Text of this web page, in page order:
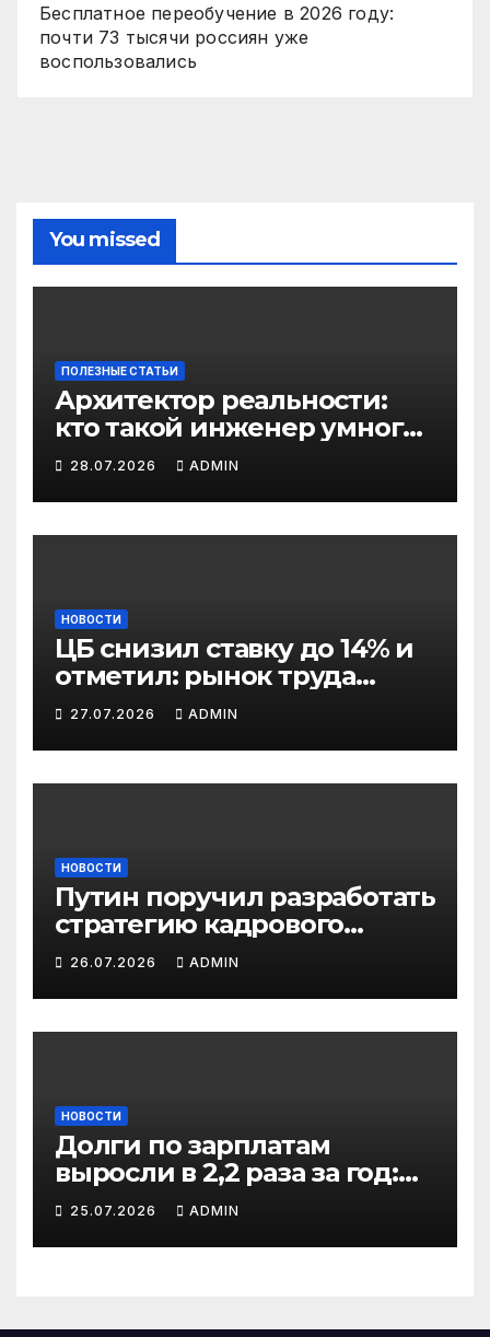
Бесплатное переобучение в 2026 году:
почти 73 тысячи россиян уже
воспользовались
You missed
ПОЛЕЗНЫЕ СТАТЬИ
Архитектор реальности:
кто такой инженер умного
дома и почему эта
профессия скоро станет
важнее профессии
риелтора
28.07.2026 ADMIN
НОВОСТИ
ЦБ снизил ставку до 14% и
отметил: рынок труда
постепенно остывает
27.07.2026 ADMIN
НОВОСТИ
Путин поручил разработать
стратегию кадрового
развития до 2036 года: что
изменится
26.07.2026 ADMIN
НОВОСТИ
Долги по зарплатам
выросли в 2,2 раза за год:
кто в зоне риска
25.07.2026 ADMIN